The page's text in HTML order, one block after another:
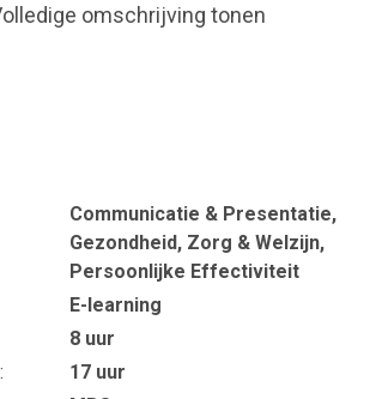
is geschikt voor iedereen die zich wil
werk je aan vaardigheden zoals:
en beïnvloeden, effectieve
het stellen van doelen.
in je eigen denk- en gedragspatronen via
(POP), Leerjournaal,
omschrijving tonen
Communicatie & Presentatie,
Gezondheid, Zorg & Welzijn,
Persoonlijke Effectiviteit
E-learning
8 uur
17 uur